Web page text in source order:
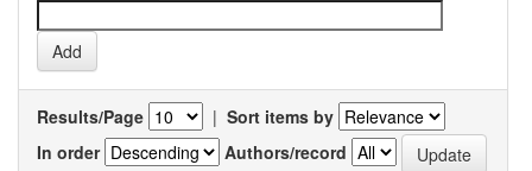
Results/Page | Sort items by
In order
Authors/record